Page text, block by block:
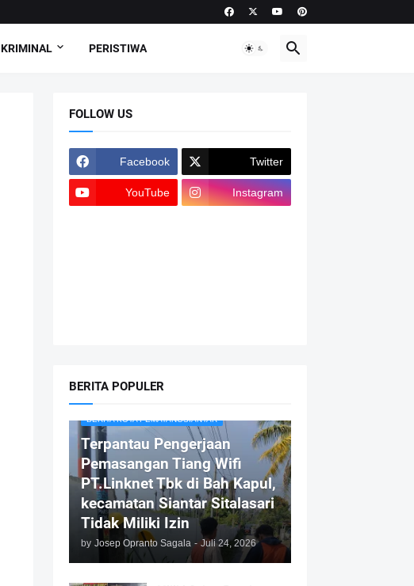
KRIMINAL PERISTIWA
FOLLOW US
Facebook Twitter
YouTube Instagram
BERITA POPULER
BERITA KOTA PEMATANGSIANTAR
Terpantau Pengerjaan
Pemasangan Tiang Wifi
PT.Linknet Tbk di Bah Kapul,
kecamatan Siantar Sitalasari
Tidak Miliki Izin
by Josep Opranto Sagala - Juli 24, 2026